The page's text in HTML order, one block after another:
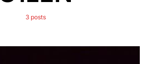
3 posts